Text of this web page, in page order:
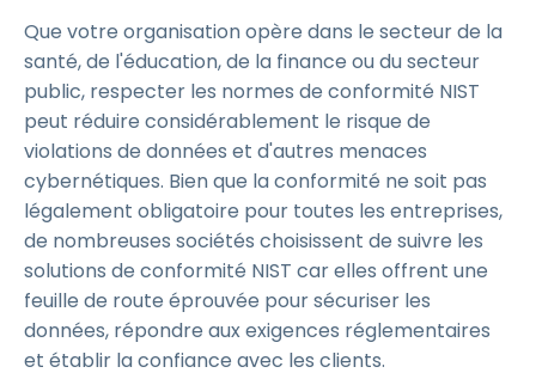
Que votre organisation opère dans le secteur de la
santé, de l'éducation, de la finance ou du secteur
public, respecter les normes de conformité NIST
peut réduire considérablement le risque de
violations de données et d'autres menaces
cybernétiques. Bien que la conformité ne soit pas
légalement obligatoire pour toutes les entreprises,
de nombreuses sociétés choisissent de suivre les
solutions de conformité NIST car elles offrent une
feuille de route éprouvée pour sécuriser les
données, répondre aux exigences réglementaires
et établir la confiance avec les clients.